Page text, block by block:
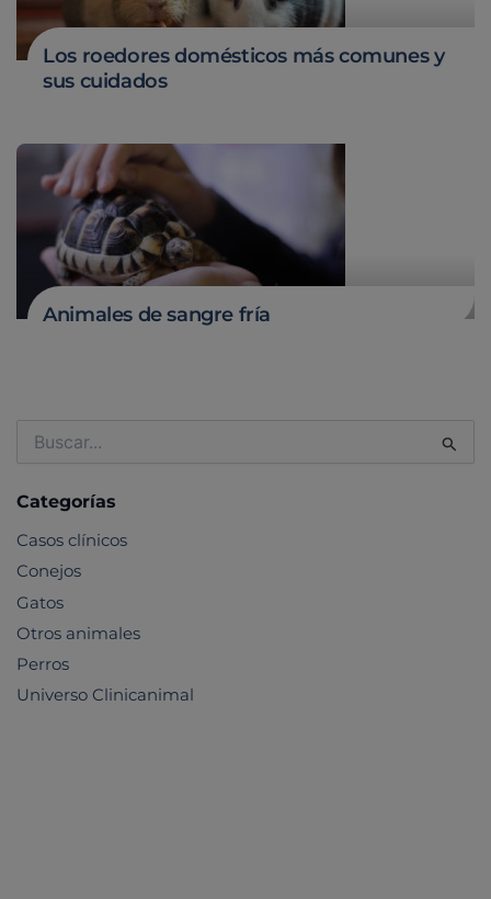
Los roedores domésticos más comunes y
sus cuidados
Animales de sangre fría
por:
Categorías
Casos clínicos
Conejos
Gatos
Otros animales
Perros
Universo Clinicanimal